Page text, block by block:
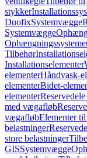
stykker
DuofixSystemvægge
Systemvægge
Tilbehør
Installationselementer
elementerHåndvask-
elementerBidet-
elementer
med vægafløb
vægafløbElementer
belastninger
store belastninger
GISSystemvægge